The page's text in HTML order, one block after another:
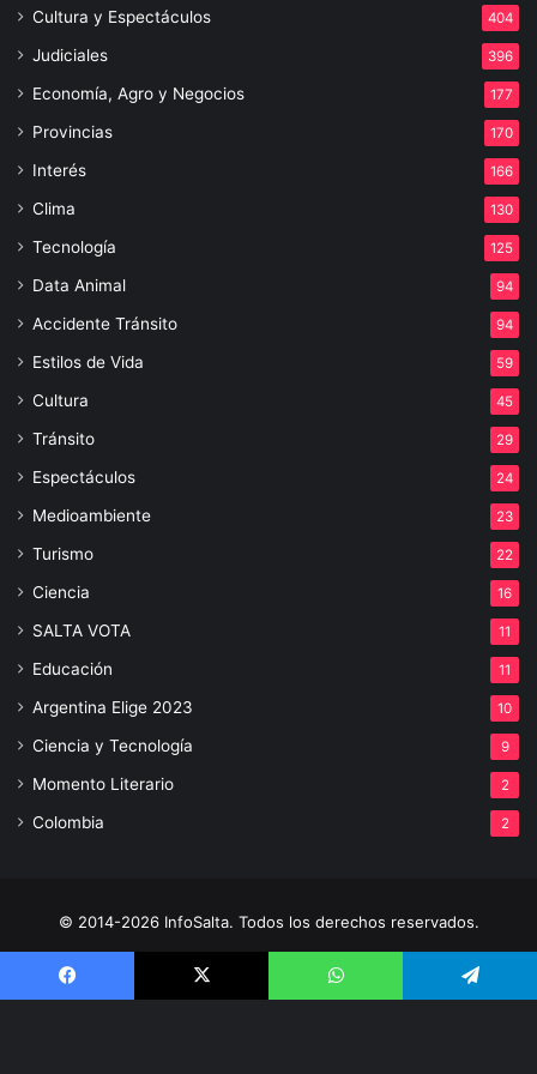
Cultura y Espectáculos 404
Judiciales 396
Economía, Agro y Negocios 177
Provincias 170
Interés 166
Clima 130
Tecnología 125
Data Animal 94
Accidente Tránsito 94
Estilos de Vida 59
Cultura 45
Tránsito 29
Espectáculos 24
Medioambiente 23
Turismo 22
Ciencia 16
SALTA VOTA 11
Educación 11
Argentina Elige 2023 10
Ciencia y Tecnología 9
Momento Literario 2
Colombia 2
© 2014-2026 InfoSalta. Todos los derechos reservados.
3872288394 E-mail: infosaltaredaccion@gmail.com
Facebook X WhatsApp Telegram